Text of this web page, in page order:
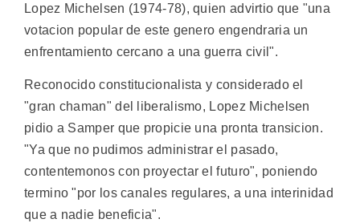
Lopez Michelsen (1974-78), quien advirtio que "una
votacion popular de este genero engendraria un
enfrentamiento cercano a una guerra civil".
Reconocido constitucionalista y considerado el
"gran chaman" del liberalismo, Lopez Michelsen
pidio a Samper que propicie una pronta transicion.
"Ya que no pudimos administrar el pasado,
contentemonos con proyectar el futuro", poniendo
termino "por los canales regulares, a una interinidad
que a nadie beneficia".